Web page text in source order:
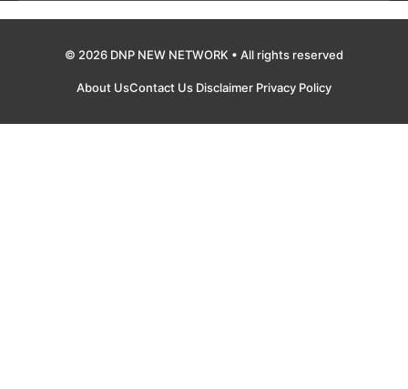
© 2026 DNP NEW NETWORK • All rights reserved
About UsContact Us Disclaimer Privacy Policy